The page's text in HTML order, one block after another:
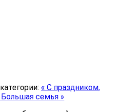
« С праздником,
Большая семья »